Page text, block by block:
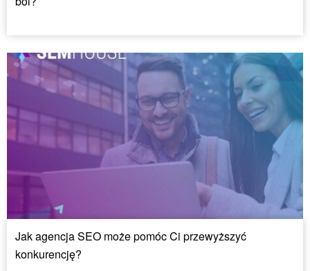
Jak agencja SEO może pomóc Ci przewyższyć
konkurencję?